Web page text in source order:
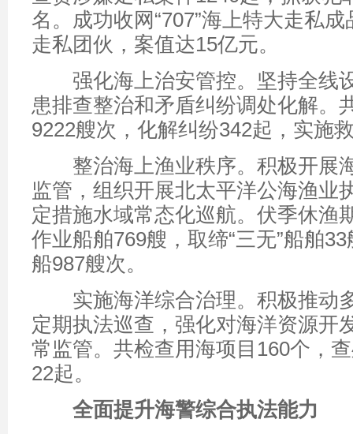
名。成功收网“707”海上特大走私
走私团伙，案值达15亿元。
强化海上治安管控。坚持全线
患排查整治和矛盾纠纷调处化解。
9222艘次，化解纠纷342起，实施
整治海上渔业秩序。积极开展
监管，组织开展北太平洋公海渔业
定措施水域常态化巡航。伏季休渔
作业船舶769艘，取缔“三无”船舶
船987艘次。
实施海洋综合治理。积极推动
定期执法巡查，强化对海洋资源开
常监管。共检查用海项目160个，
22起。
全面提升海警综合执法能力